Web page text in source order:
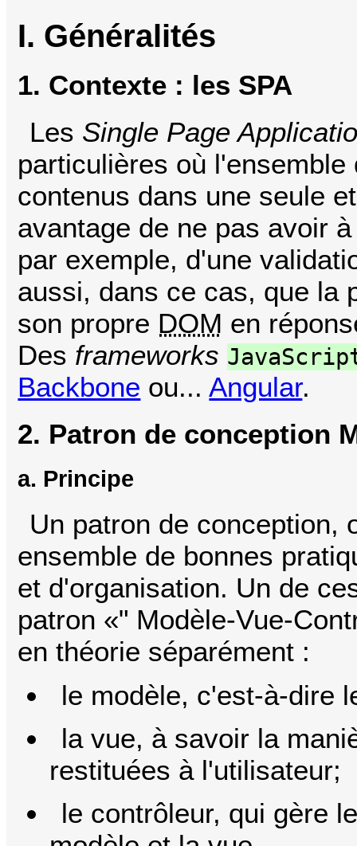
I. Généralités
1. Contexte : les SPA
Les Single Page
particulières où
contenus dans une seule
avantage de ne pas avoir
par exemple, d'une
aussi, dans ce cas, que la
son propre DOM en
Des frameworks
Backbone ou...Angular.
2. Patron de conception
a. Principe
Un patron de conception,
ensemble de bonnes
et d'organisation. Un de
patron «" Modèle-Vue-
en théorie séparément :
le modèle, c'est-à-dire
la vue, à savoir la
restituées à l'utilisateur;
le contrôleur, qui gère